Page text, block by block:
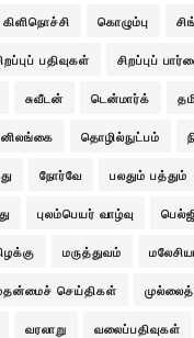
கிளிநொச்சி கொழும்பு
பதிவுகள் சிறப்புப்
சுவீடன் டென்மார்க்
தொழில்நுட்பம்
நோர்வே பலதும் பத்தும்
புலம்பெயர் வாழ்வு
மருத்துவம்
செய்திகள்
வரலாறு வலைப்பதிவுகள்